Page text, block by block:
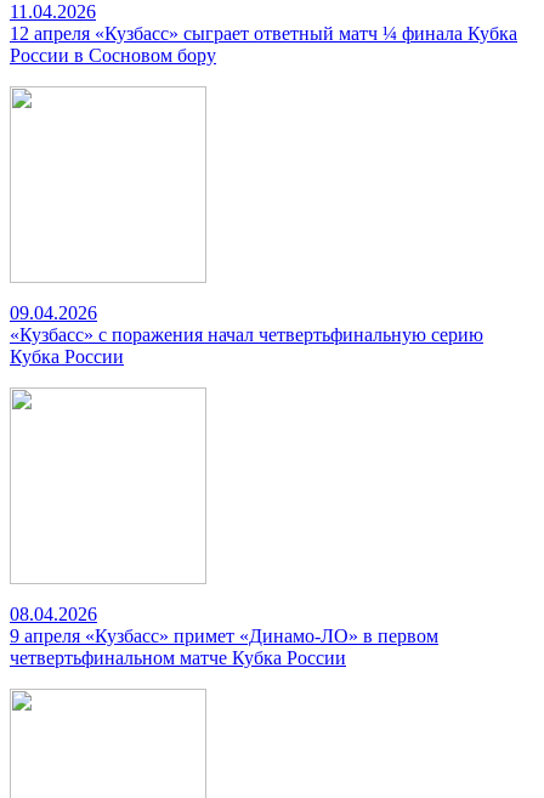
11.04.2026
12 апреля «Кузбасс» сыграет ответный матч ¼ финала Кубка
России в Сосновом бору
09.04.2026
«Кузбасс» с поражения начал четвертьфинальную серию
Кубка России
08.04.2026
9 апреля «Кузбасс» примет «Динамо-ЛО» в первом
четвертьфинальном матче Кубка России